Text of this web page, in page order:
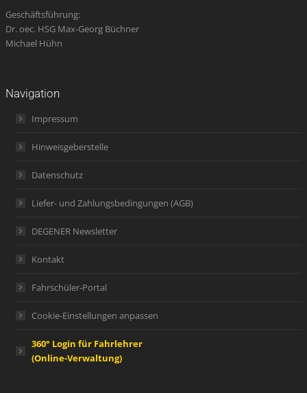
Geschäftsführung:
Dr. oec. HSG Max-Georg Büchner
Michael Hühn
Navigation
Impressum
Hinweisgeberstelle
Datenschutz
Liefer- und Zahlungsbedingungen (AGB)
DEGENER Newsletter
Kontakt
Fahrschüler-Portal
Cookie-Einstellungen anpassen
360° Login für Fahrlehrer
(Online-Verwaltung)